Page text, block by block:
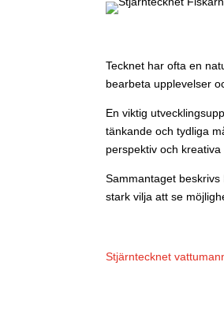
Tecknet har ofta en
bearbeta upplevelser
En viktig
tänkande och tydliga
perspektiv och kreativa
Sammantaget
stark vilja att se
Stjärntecknet